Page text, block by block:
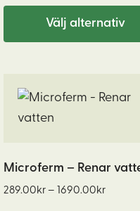
Välj alternativ
produktsidan
Microferm – Renar
289.00kr – 1690.00kr
här
produkten
flera
varianter.